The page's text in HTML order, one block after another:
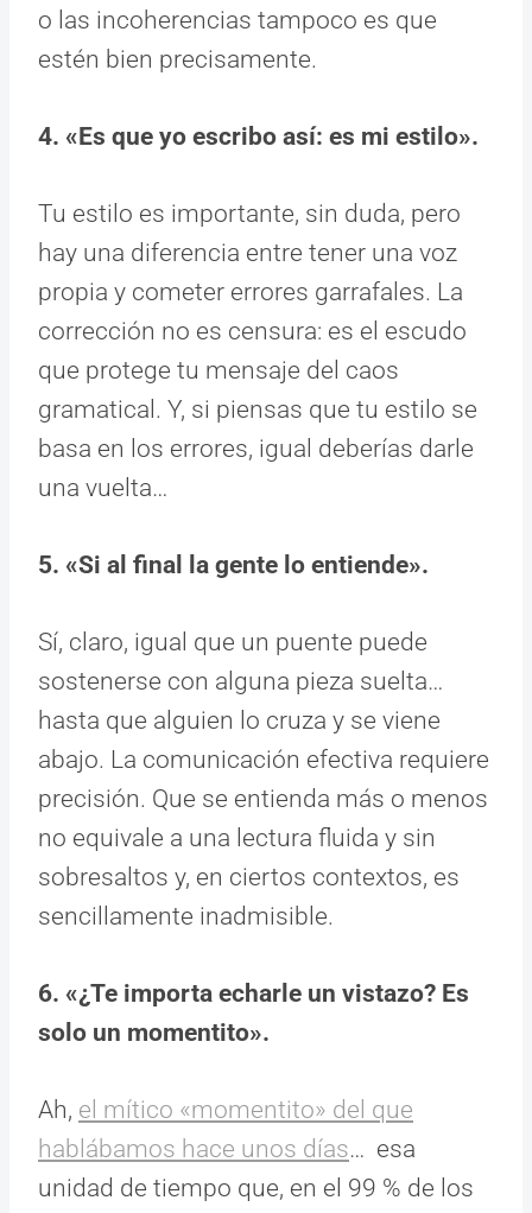
o las incoherencias tampoco es que
estén bien precisamente.
4. «Es que yo escribo así: es mi estilo».
Tu estilo es importante, sin duda, pero
hay una diferencia entre tener una voz
propia y cometer errores garrafales. La
corrección no es censura: es el escudo
que protege tu mensaje del caos
gramatical. Y, si piensas que tu estilo se
basa en los errores, igual deberías darle
una vuelta…
5. «Si al final la gente lo entiende».
Sí, claro, igual que un puente puede
sostenerse con alguna pieza suelta…
hasta que alguien lo cruza y se viene
abajo. La comunicación efectiva requiere
precisión. Que se entienda más o menos
no equivale a una lectura fluida y sin
sobresaltos y, en ciertos contextos, es
sencillamente inadmisible.
6. «¿Te importa echarle un vistazo? Es
solo un momentito».
Ah, el mítico «momentito» del que
hablábamos hace unos días… esa
unidad de tiempo que, en el 99 % de los